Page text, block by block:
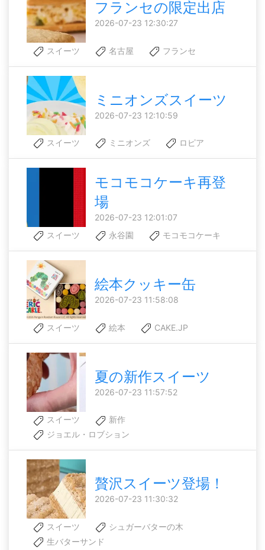
フランセの限定出店
2026-07-23 12:30:27
スイーツ 名古屋 フランセ
ミニオンズスイーツ
2026-07-23 12:10:59
スイーツ ミニオンズ ロピア
モコモコケーキ再登
場
2026-07-23 12:01:07
スイーツ
永谷園 モコモコケーキ
絵本クッキー缶
2026-07-23 11:58:08
スイーツ 絵本 CAKE.JP
夏の新作スイーツ
2026-07-23 11:57:52
スイーツ
新作
ジョエル・ロブション
贅沢スイーツ登場！
2026-07-23 11:30:32
スイーツ
シュガーバターの木
生バターサンド